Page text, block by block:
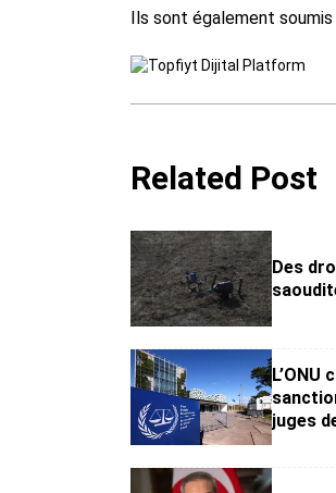
Ils sont également
Related Post
Des
L’ONU
juges